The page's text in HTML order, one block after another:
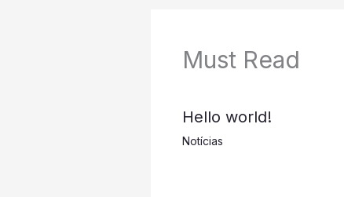
Must Read
Hello world!
Notícias